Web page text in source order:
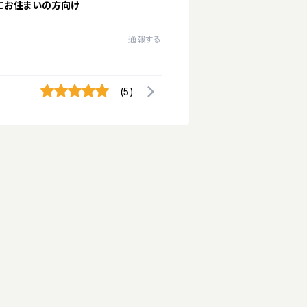
お住まいの方向け
通報する
(5)